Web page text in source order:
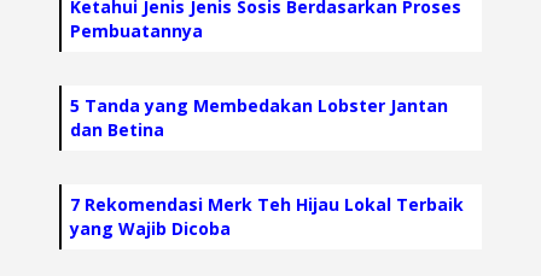
Ketahui Jenis Jenis Sosis Berdasarkan Proses
Pembuatannya
5 Tanda yang Membedakan Lobster Jantan
dan Betina
7 Rekomendasi Merk Teh Hijau Lokal Terbaik
yang Wajib Dicoba